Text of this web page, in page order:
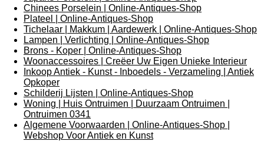
Chinees Porselein | Online-Antiques-Shop
Plateel | Online-Antiques-Shop
Tichelaar | Makkum | Aardewerk | Online-Antiques-Shop
Lampen | Verlichting | Online-Antiques-Shop
Brons - Koper | Online-Antiques-Shop
Woonaccessoires | Creëer Uw Eigen Unieke Interieur
Inkoop Antiek - Kunst - Inboedels - Verzameling | Antiek
Opkoper
Schilderij Lijsten | Online-Antiques-Shop
Woning | Huis Ontruimen | Duurzaam Ontruimen |
Ontruimen 0341
Algemene Voorwaarden | Online-Antiques-Shop |
Webshop Voor Antiek en Kunst